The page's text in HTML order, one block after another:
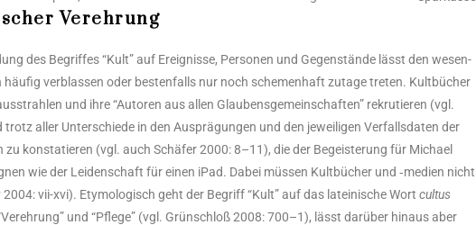
Verehrung
des Begrif­fes “Kult” auf Ereig­nis­se, Per­so­nen und Gegen­stän­de lässt den wesen­
ver­blas­sen oder bes­ten­falls nur noch sche­men­haft zuta­ge tre­ten. Kult­bü­cher
und ihre “Autoren aus allen Glau­bens­ge­mein­schaf­ten” rekru­tie­ren (vgl.
aller Unter­schie­de in den Aus­prä­gun­gen und den jewei­li­gen Ver­falls­da­ten der
kon­sta­tie­ren (vgl. auch Schä­fer 2000: 8–11), die der Begeis­te­rung für Micha­el
wie der Lei­den­schaft für einen iPad. Dabei müs­sen Kult­bü­cher und ‑medi­en nicht
vii-xvi). Ety­mo­lo­gisch geht der Begriff “Kult” auf das latei­ni­sche Wortcul­tus
und “Pfle­ge” (vgl. Grün­schloß 2008: 700–1), lässt dar­über hin­aus aber